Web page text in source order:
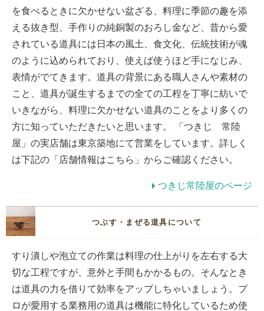
を食べるときに欠かせない盆ざる、料理に季節の趣を添
える抜き型、手作りの純銅製のおろし金など、昔から愛
されている道具には日本の風土、食文化、伝統技術が魂
のように込められており、使えば使うほど手になじみ、
表情がでてきます。道具の背景にある職人さんや素材の
こと、道具が誕生するまでの全ての工程を丁寧に紡いで
いきながら、料理に欠かせない道具のことをより多くの
方に知っていただきたいと思います。 「つきじ 常陸
屋」の実店舗は東京築地にて営業をしています。詳しく
は下記の「店舗情報はこちら」からご確認ください。
つきじ常陸屋のページ
つぶす・まぜる道具について
すり潰しや泡立ての作業は料理の仕上がりを左右する大
切な工程ですが、意外と手間もかかるもの。そんなとき
は道具の力を借りて効率をアップしちゃいましょう。プ
ロが愛用する業務用の道具は機能に特化しているため使